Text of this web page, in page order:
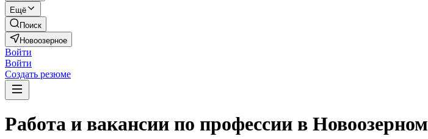
Ещё
Поиск
Новоозерное
Войти
Войти
Создать резюме
Работа и вакансии по профессии в Новоозерном